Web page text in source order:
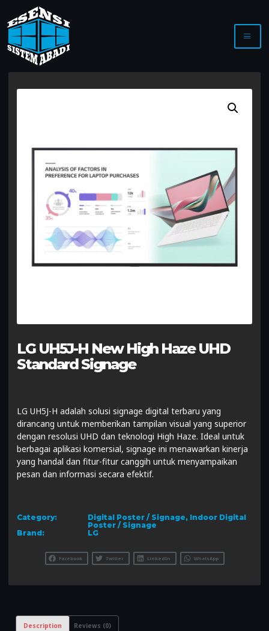
LG UH5J-H New High Haze UHD
Standard Signage
LG UH5J-H adalah solusi signage digital terbaru yang
dirancang untuk memberikan tampilan visual yang superior
dengan resolusi UHD dan teknologi High Haze. Ideal untuk
berbagai aplikasi komersial, signage ini menawarkan kinerja
yang handal dan fitur-fitur canggih untuk menyampaikan
pesan dan informasi secara efektif.
Category: Digital Poster / Signage, Indoor Digital
Poster / Signage
Brand:
LG
Facebook Twitter LinkedIn WhatsApp
Description Reviews (0)